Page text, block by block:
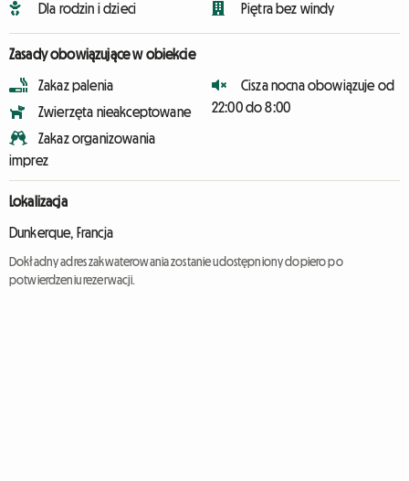
Dla rodzin i dzieci Piętra bez windy
Zasady obowiązujące w obiekcie
Zakaz palenia
Zwierzęta nieakceptowane
Zakaz organizowania
imprez
Cisza nocna obowiązuje od
22:00 do 8:00
Lokalizacja
Dunkerque, Francja
Dokładny adres zakwaterowania zostanie udostępniony dopiero po
potwierdzeniu rezerwacji.